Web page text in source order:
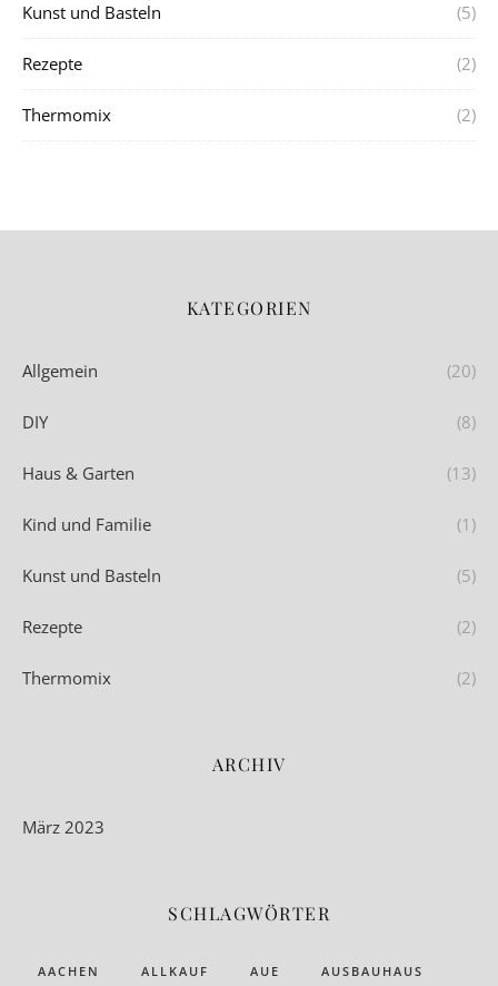
Kunst und Basteln (5)
Rezepte (2)
Thermomix (2)
KATEGORIEN
Allgemein (20)
DIY (8)
Haus & Garten (13)
Kind und Familie (1)
Kunst und Basteln (5)
Rezepte (2)
Thermomix (2)
ARCHIV
März 2023
SCHLAGWÖRTER
AACHEN ALLKAUF AUE AUSBAUHAUS